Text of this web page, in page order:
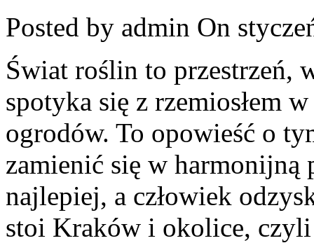
Posted by admin On
Świat roślin to przestrzeń,
spotyka się z rzemiosłem
ogrodów. To opowieść o
zamienić się w harmonijną
najlepiej, a człowiek
stoi Kraków i okolice,